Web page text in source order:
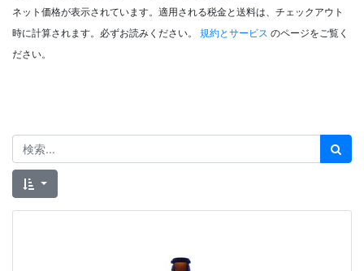
ネット価格が表示されています。適用される税金と送料は、チェックアウト
時に計算されます。必ずお読みください。 規約とサービス のページをご覧く
ださい。